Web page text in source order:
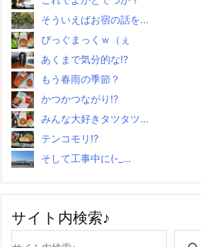
そういえばお宿の話を...
ぴっぐまっくｗ（ぇ
あくまで気分的な!?
もう春雨の季節？
かつかつながり!?
みんな大好きタツタツ...
テンコモリ!?
そして工事中に(-_...
サイト内検索♪